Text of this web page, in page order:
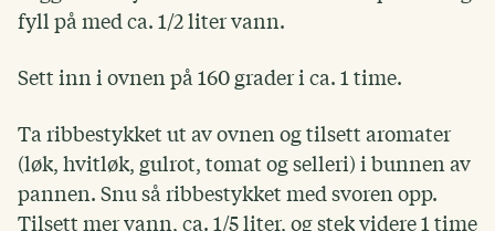
fyll på med ca. 1/2 liter vann.
Sett inn i ovnen på 160 grader i ca. 1 time.
Ta ribbestykket ut av ovnen og tilsett aromater
(løk, hvitløk, gulrot, tomat og selleri) i bunnen av
pannen. Snu så ribbestykket med svoren opp.
Tilsett mer vann, ca. 1/5 liter, og stek videre 1 time